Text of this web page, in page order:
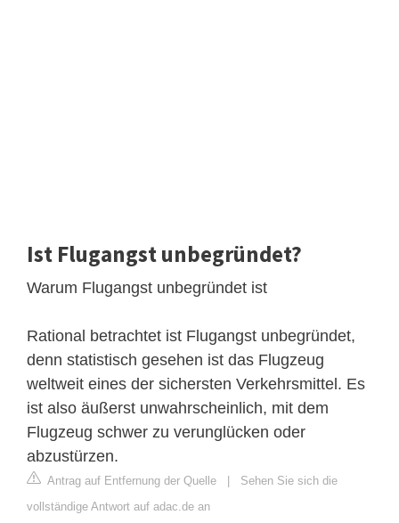
Ist Flugangst unbegründet?
Warum Flugangst unbegründet ist
Rational betrachtet ist Flugangst unbegründet,
denn statistisch gesehen ist das Flugzeug
weltweit eines der sichersten Verkehrsmittel. Es
ist also äußerst unwahrscheinlich, mit dem
Flugzeug schwer zu verunglücken oder
abzustürzen.
Antrag auf Entfernung der Quelle
Sehen Sie sich die
vollständige Antwort auf adac.de an